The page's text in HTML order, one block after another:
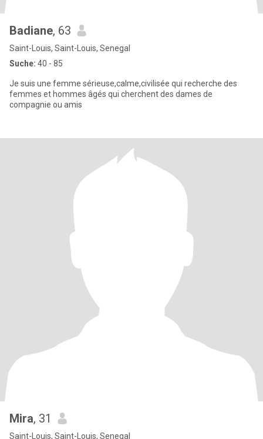
Badiane, 63
Saint-Louis, Saint-Louis, Senegal
Suche: 40 - 85
Je suis une femme sérieuse,calme,civilisée qui recherche des
femmes et hommes âgés qui cherchent des dames de
compagnie ou amis
Mira, 31
Saint-Louis, Saint-Louis, Senegal